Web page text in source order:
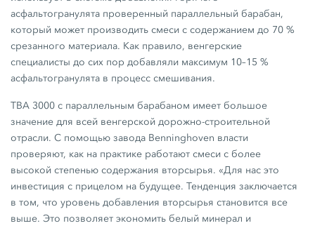
асфальтогранулята проверенный параллельный барабан,
который может производить смеси с содержанием до 70 %
срезанного материала. Как правило, венгерские
специалисты до сих пор добавляли максимум 10–15 %
асфальтогранулята в процесс смешивания.
TBA 3000 с параллельным барабаном имеет большое
значение для всей венгерской дорожно-строительной
отрасли. С помощью завода Benninghoven власти
проверяют, как на практике работают смеси с более
высокой степенью содержания вторсырья. «Для нас это
инвестиция с прицелом на будущее. Тенденция заключается
в том, что уровень добавления вторсырья становится все
выше. Это позволяет экономить белый минерал и